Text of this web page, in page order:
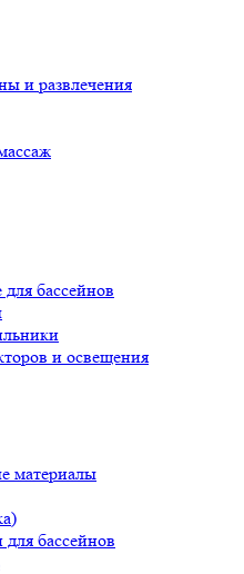
и развлечения
бассейнов
и освещения
материалы
бассейнов